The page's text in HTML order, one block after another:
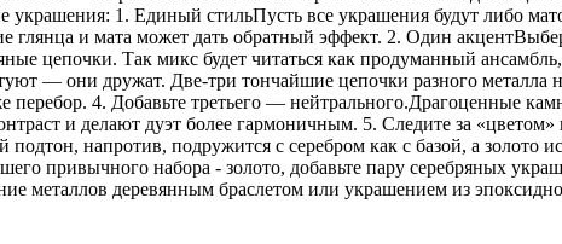
украшения: 1. Единый стильПусть все украшения будут либо
и мата может дать обратный эффект. 2. Один
цепочки. Так микс будет читаться как продуманный
— они дружат. Две-три тончайшие цепочки разного металла
перебор. 4. Добавьте третьего — нейтрального.Драгоценные
и делают дуэт более гармоничным. 5. Следите за
напротив, подружится с серебром как с базой, а золото
привычного набора - золото, добавьте пару серебряных
металлов деревянным браслетом или украшением из